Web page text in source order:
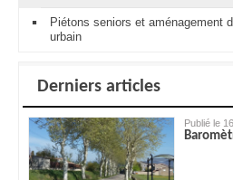
Piétons seniors et aménagement
urbain
Derniers articles
Publié le